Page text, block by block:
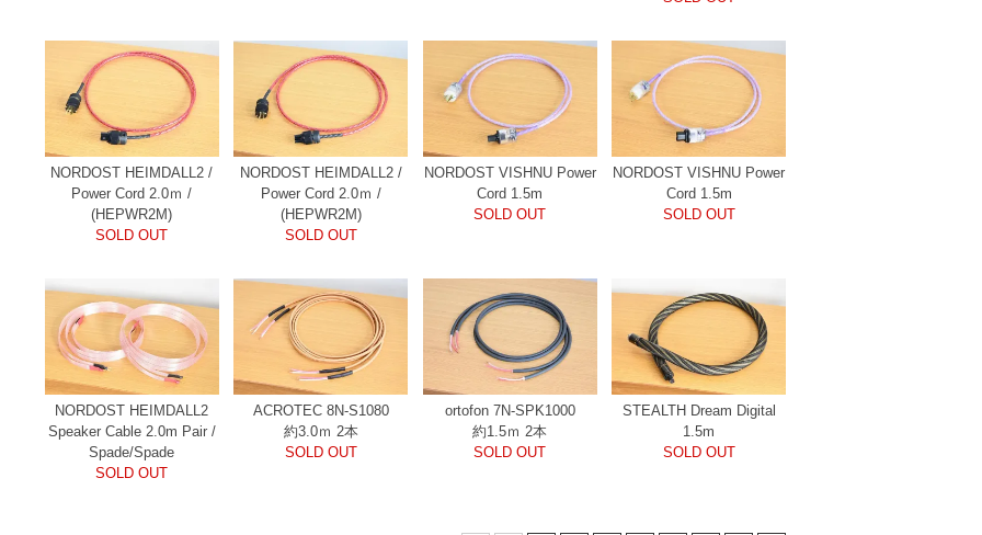
NORDOST HEIMDALL2 /
Power Cord 2.0ｍ /
(HEPWR2M)
SOLD OUT
NORDOST HEIMDALL2 /
Power Cord 2.0ｍ /
(HEPWR2M)
SOLD OUT
NORDOST VISHNU Power
Cord 1.5m
SOLD OUT
NORDOST VISHNU Power
Cord 1.5m
SOLD OUT
NORDOST HEIMDALL2
Speaker Cable 2.0m Pair /
Spade/Spade
SOLD OUT
ACROTEC 8N-S1080
約3.0ｍ 2本
SOLD OUT
ortofon 7N-SPK1000
約1.5ｍ 2本
SOLD OUT
STEALTH Dream Digital
1.5m
SOLD OUT